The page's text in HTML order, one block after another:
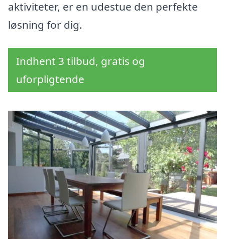
aktiviteter, er en udestue den perfekte
løsning for dig.
Indhent 3 tilbud, gratis og
uforpligtende